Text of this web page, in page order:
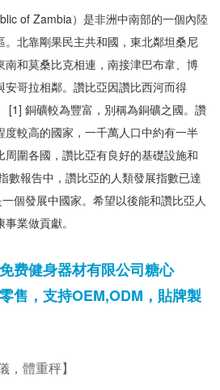
of Zambia）是非洲中南部的一個內陸
。北靠剛果民主共和國，東北鄰坦桑尼
和莫桑比克相連，南接津巴布韋、博
哥拉相鄰。讚比亞因讚比西河而得
[1] 銅礦較為豐富，別稱為銅礦之國。讚
度較高的國家，一千萬人口中約有一半
圍各國，讚比亞有良好的基礎設施和
數報告中，讚比亞的人類發展指數已達
個發展中國家。希望以後能和讚比亞人
業做貢獻。
健身器材有限公司糖心
售，支持OEM,ODM，貼牌製
體重秤】